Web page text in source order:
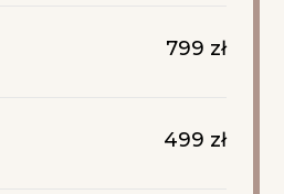
799 zł
499 zł